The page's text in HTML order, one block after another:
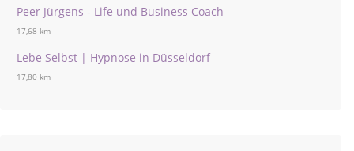
Peer Jürgens - Life und Business Coach
17,68 km
Lebe Selbst | Hypnose in Düsseldorf
17,80 km